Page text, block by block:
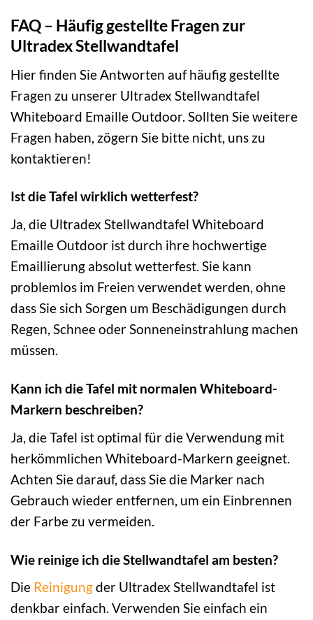
FAQ – Häufig gestellte Fragen zur
Ultradex Stellwandtafel
Hier finden Sie Antworten auf häufig gestellte
Fragen zu unserer Ultradex Stellwandtafel
Whiteboard Emaille Outdoor. Sollten Sie weitere
Fragen haben, zögern Sie bitte nicht, uns zu
kontaktieren!
Ist die Tafel wirklich wetterfest?
Ja, die Ultradex Stellwandtafel Whiteboard
Emaille Outdoor ist durch ihre hochwertige
Emaillierung absolut wetterfest. Sie kann
problemlos im Freien verwendet werden, ohne
dass Sie sich Sorgen um Beschädigungen durch
Regen, Schnee oder Sonneneinstrahlung machen
müssen.
Kann ich die Tafel mit normalen Whiteboard-
Markern beschreiben?
Ja, die Tafel ist optimal für die Verwendung mit
herkömmlichen Whiteboard-Markern geeignet.
Achten Sie darauf, dass Sie die Marker nach
Gebrauch wieder entfernen, um ein Einbrennen
der Farbe zu vermeiden.
Wie reinige ich die Stellwandtafel am besten?
Die Reinigungder Ultradex Stellwandtafel ist
denkbar einfach. Verwenden Sie einfach ein